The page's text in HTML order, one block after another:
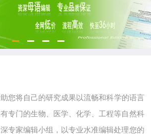
助您将自己的研究成果以流畅和科学的语言
专门的生物、医学、化学、工程等自然科
专家编辑小组，以专业水准编辑处理您的